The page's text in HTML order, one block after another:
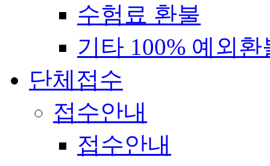
수험료 환불
기타 100% 예외환
단체접수
접수안내
접수안내